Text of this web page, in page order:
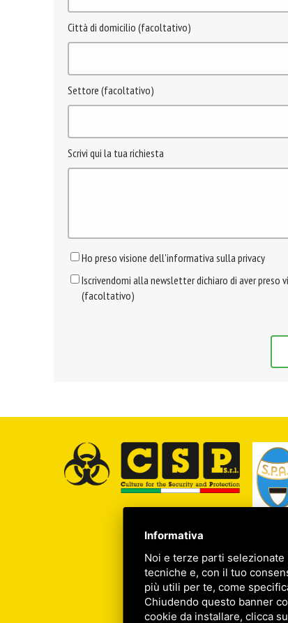
Città di domicilio (facoltativo)
Settore (facoltativo)
Scrivi qui la tua richiesta
Ho preso visione dell'informativa sulla privacy
Iscrivendomi alla newsletter dichiaro di aver
(facoltativo)
Informativa
Noi e terze parti
tecniche e, con il tuo
più utili per te, come
Chiudendo questo banner
cookie da installare, clicca